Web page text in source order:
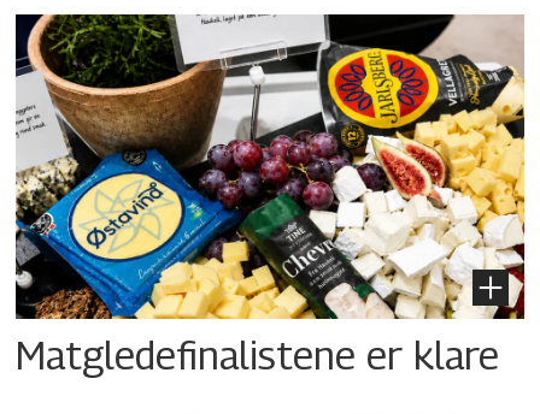
Matgledefinalistene er klare